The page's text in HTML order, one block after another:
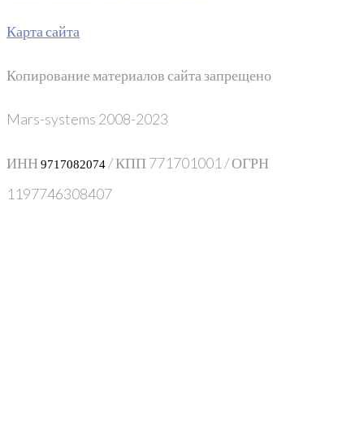
Карта сайта
Копирование материалов сайта запрещено
Mars-systems 2008-2023
ИНН9717082074 / КПП 771701001 / ОГРН
1197746308407